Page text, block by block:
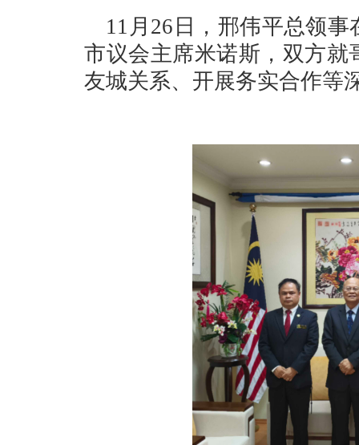
11月26日，邢伟平总领事
市议会主席米诺斯，双方
友城关系、开展务实合作等